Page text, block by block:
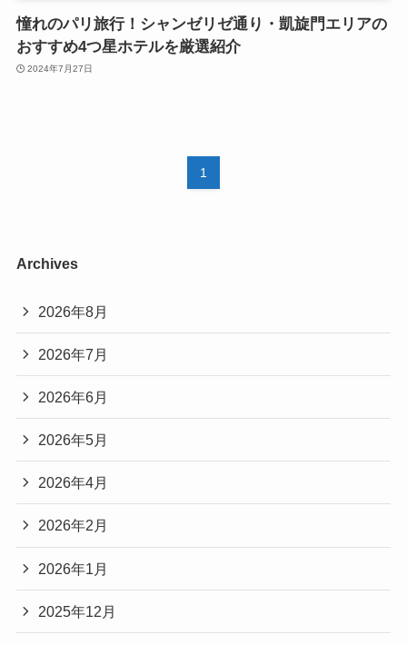
憧れのパリ旅行！シャンゼリゼ通り・凱旋門エリアの
おすすめ4つ星ホテルを厳選紹介
2024年7月27日
1
Archives
2026年8月
2026年7月
2026年6月
2026年5月
2026年4月
2026年2月
2026年1月
2025年12月